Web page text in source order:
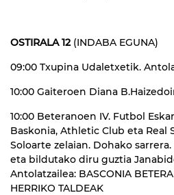
OSTIRALA 12 (INDABA EGUNA)
09:00 Txupina Udaletxetik.
10:00 Gaiteroen Diana
10:00 Beteranoen IV. Futbol
Baskonia, Athletic Club eta Real
Soloarte zelaian. Dohako
eta bildutako diru guztia
Antolatzailea: BASCONIA
HERRIKO TALDEAK